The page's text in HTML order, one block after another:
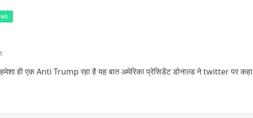
ही एक Anti Trump रहा है यह बात अमेरिका प्रेसिडेंट डोनाल्ड ने twitter पर कहा